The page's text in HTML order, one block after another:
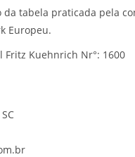
da tabela praticada pela
Europeu.
Fritz Kuehnrich Nr°: 1600